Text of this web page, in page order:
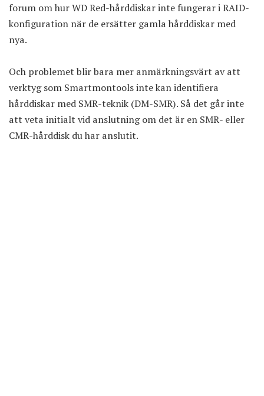
forum om hur WD Red-hårddiskar inte fungerar i RAID-
konfiguration när de ersätter gamla hårddiskar med
nya.
Och problemet blir bara mer anmärkningsvärt av att
verktyg som Smartmontools inte kan identifiera
hårddiskar med SMR-teknik (DM-SMR). Så det går inte
att veta initialt vid anslutning om det är en SMR- eller
CMR-hårddisk du har anslutit.